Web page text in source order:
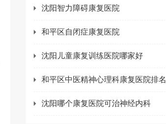
沈阳智力障碍康复医院
和平区自闭症康复医院
沈阳儿童康复训练医院哪家好
和平区中医精神心理科康复医院排名
沈阳哪个康复医院可治神经内科